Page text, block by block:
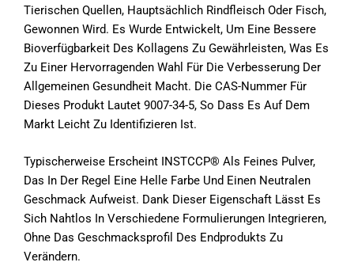
Tierischen Quellen, Hauptsächlich Rindfleisch Oder Fisch,
Gewonnen Wird. Es Wurde Entwickelt, Um Eine Bessere
Bioverfügbarkeit Des Kollagens Zu Gewährleisten, Was Es
Zu Einer Hervorragenden Wahl Für Die Verbesserung Der
Allgemeinen Gesundheit Macht. Die CAS-Nummer Für
Dieses Produkt Lautet 9007-34-5, So Dass Es Auf Dem
Markt Leicht Zu Identifizieren Ist.
Typischerweise Erscheint INSTCCP® Als Feines Pulver,
Das In Der Regel Eine Helle Farbe Und Einen Neutralen
Geschmack Aufweist. Dank Dieser Eigenschaft Lässt Es
Sich Nahtlos In Verschiedene Formulierungen Integrieren,
Ohne Das Geschmacksprofil Des Endprodukts Zu
Verändern.